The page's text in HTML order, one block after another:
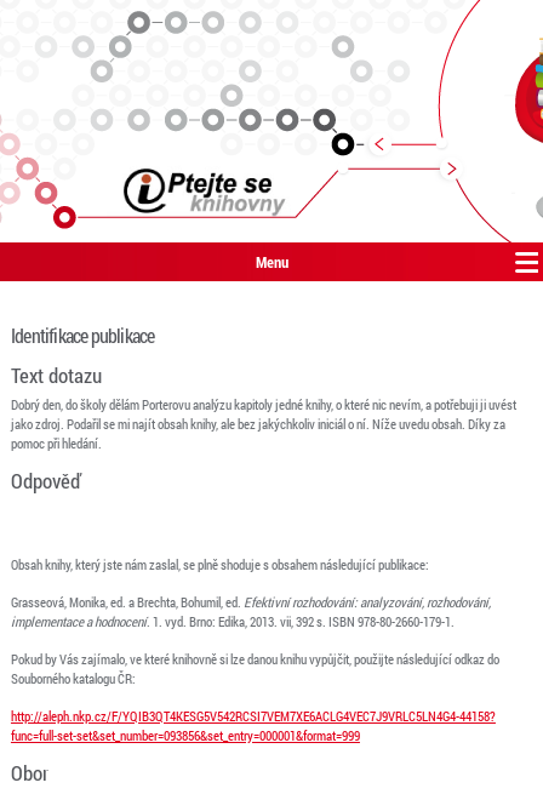
Menu
Identifikace publikace
Text dotazu
Dobrý den, do školy dělám Porterovu analýzu kapitoly jedné knihy, o které nic nevím, a potřebuji ji uvést
jako zdroj. Podařil se mi najít obsah knihy, ale bez jakýchkoliv iniciál o ní. Níže uvedu obsah. Díky za
pomoc při hledání.
Odpověď
Obsah knihy, který jste nám zaslal, se plně shoduje s obsahem následující publikace:
Grasseová, Monika, ed. a Brechta, Bohumil, ed. Efektivní rozhodování: analyzování, rozhodování,
implementace a hodnocení. 1. vyd. Brno: Edika, 2013. vii, 392 s. ISBN 978-80-2660-179-1.
Pokud by Vás zajímalo, ve které knihovně si lze danou knihu vypůjčit, použijte následující odkaz do
Souborného katalogu ČR:
http://aleph.nkp.cz/F/YQIB3QT4KESG5V542RCSI7VEM7XE6ACLG4VEC7J9VRLC5LN4G4-44158?
func=full-set-set&set_number=093856&set_entry=000001&format=999
Obor